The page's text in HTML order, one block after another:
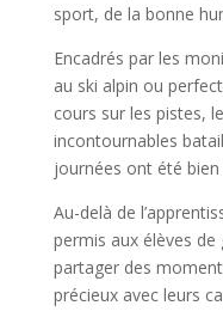
sport, de la bonne
Encadrés par les
au ski alpin ou
cours sur les pistes,
incontournables
journées ont été
Au-delà de
permis aux élèves
partager des
précieux avec leurs